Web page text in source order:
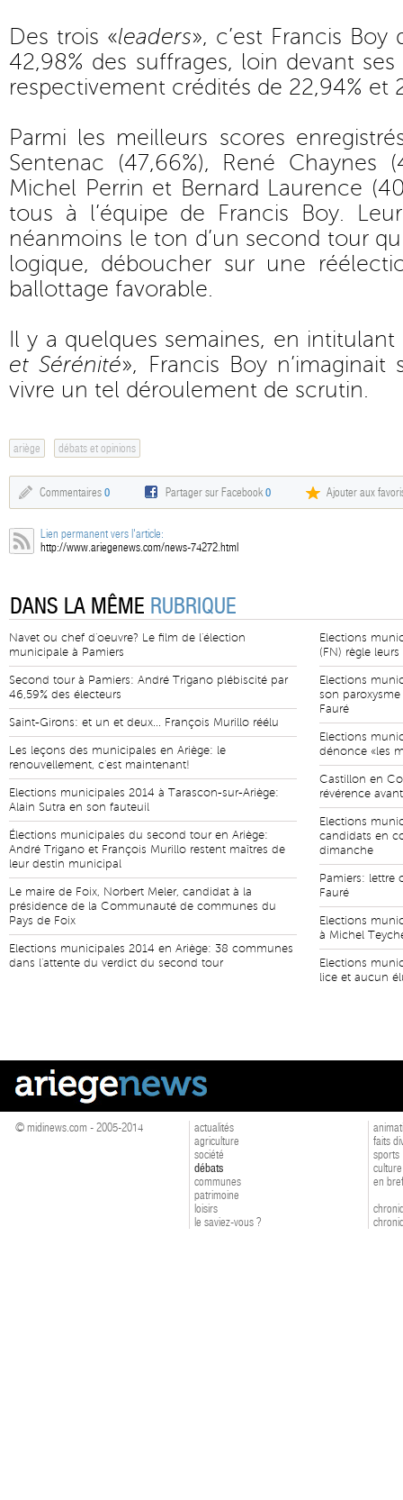
Des trois «leaders», c’est Francis
42,98% des suffrages, loin devant
respectivement crédités de 22,94% et
Parmi les meilleurs scores
Sentenac (47,66%), René Chaynes
Michel Perrin et Bernard Laurence
tous à l’équipe de Francis Boy.
néanmoins le ton d’un second tour
logique, déboucher sur une
ballottage favorable.
Il y a quelques semaines, en intitulant
et Sérénité», Francis Boy
vivre un tel déroulement de scrutin.
ariège débats et opinions
Commentaires 0 Partager sur Facebook0 Ajouter aux
Lien permanent vers l'article:
http://www.ariegenews.com/news-74272.html
DANS LA MÊME RUBRIQUE
Navet ou chef d'oeuvre? Le film de l'élection
municipale à Pamiers
Second tour à Pamiers: André Trigano plébiscité par
46,59% des électeurs
Saint-Girons: et un et deux... François Murillo réélu
Les leçons des municipales en Ariège: le
renouvellement, c'est maintenant!
Elections municipales 2014 à Tarascon-sur-Ariège:
Alain Sutra en son fauteuil
Élections municipales du second tour en Ariège:
André Trigano et François Murillo restent maîtres de
leur destin municipal
Le maire de Foix, Norbert Meler, candidat à la
présidence de la Communauté de communes du
Pays de Foix
Elections municipales 2014 en Ariège: 38 communes
dans l'attente du verdict du second tour
Elections
(FN) règle
Elections
son
Fauré
Elections
dénonce «les
Castillon en
révérence
Elections
candidats en
dimanche
Pamiers: lettre
Fauré
Elections
à Michel
Elections
lice et aucun
© midinews.com - 2005-2014
actualités
agriculture
société
débats
communes
patrimoine
loisirs
le saviez-vous ?
faits
sports
culture
en bref